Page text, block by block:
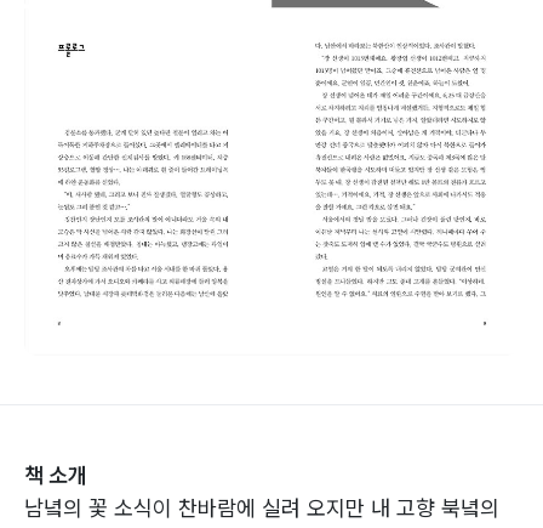
책 소개
남녘의 꽃 소식이 찬바람에 실려 오지만 내 고향 북녘의